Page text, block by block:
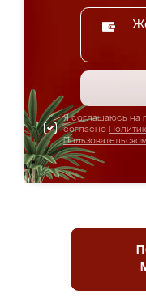
Я соглашаюсь на
согласно